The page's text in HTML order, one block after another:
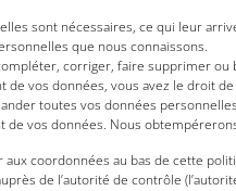
sont nécessaires, ce qui leur
que nous connaissons.
corriger, faire supprimer
vos données, vous avez le droit
toutes vos données
de vos données. Nous
coordonnées au bas de cette
de l’autorité de contrôle